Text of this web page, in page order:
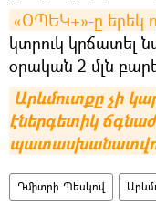
«ՕՊԵԿ+»-ը երեկ
կտրուկ կրճատել
օրական 2 մլն
Արևմուտքը չի
էներգետիկ
Դմիտրի Պեսկով